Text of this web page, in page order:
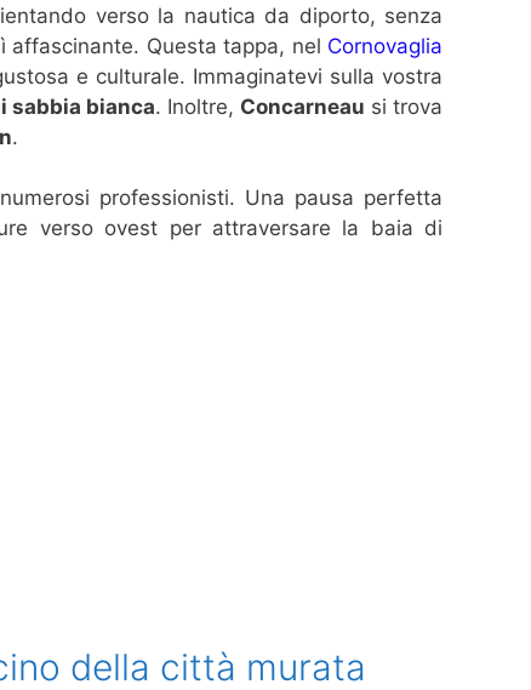
verso la nautica da diporto, senza
affascinante. Questa tappa, nel Cornovaglia
e culturale. Immaginatevi sulla vostra
sabbia bianca. Inoltre, Concarneau si trova
.
professionisti. Una pausa perfetta
verso ovest per attraversare la baia di
della città murata